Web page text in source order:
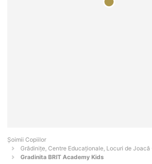
Șoimii Copiilor
Grădinițe, Centre Educaționale, Locuri de Joacă
Gradinita BRIT Academy Kids